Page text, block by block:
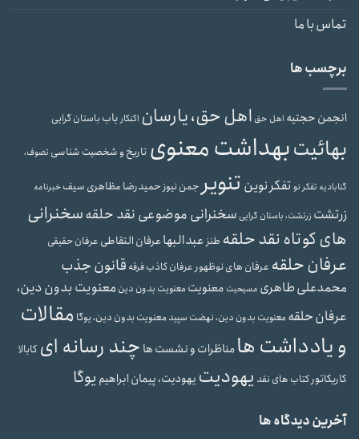
تماس با ما
برچسب ها
انجمن حجتیه اهل حق اهل حق، یارسان اکنکارباب باستان گرایی
بهائیتبهداشت معنوی تاریخ و شخصیت شناسی تصوف،
گنابادیه تفکر نوتفکر نوین تنویر جمن نیوزحمیدرضا مظاهری سیفخبرنامه
زرتشت زرتشت، باستان گرایی سخنرانی موضوعی نقد حلقهسخنرانی
های کوتاه نقد حلقه طنزعبدالبهاعرفان التقاطی عرفان حقیقی
عرفان حلقه عرفان های نوظهور عرفان کاذبفرقه قانون جذب
محمدعلی طاهری مسیحیت معنویت معنویت بدون دین معنویت بدون دین،
عرفان حلقه معنویت بدون دین، نهضت سپیدمعنویت بدون دین، یوگا مقالات
و یادداشت هامناظرات و نشست ها چند رسانه ای کابالا
کاریکاتور کتاب های نقد یهودیت یهودیت، پیمان ابراهیم یوگا
آخرین دیدگاه ها